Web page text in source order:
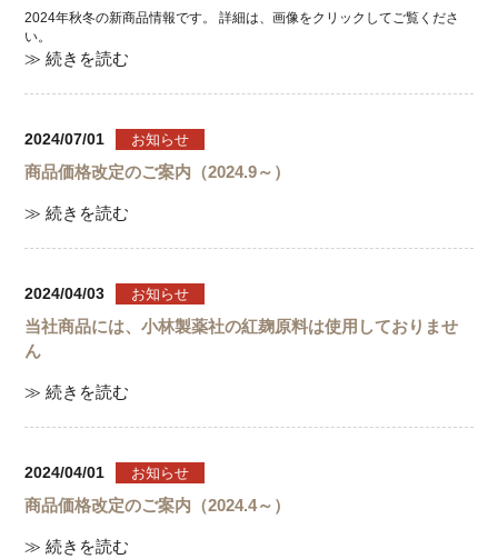
2024年秋冬の新商品情報です。 詳細は、画像をクリックしてご覧くださ
い。
≫ 続きを読む
2024/07/01 お知らせ
商品価格改定のご案内（2024.9～）
≫ 続きを読む
2024/04/03 お知らせ
当社商品には、小林製薬社の紅麹原料は使用しておりませ
ん
≫ 続きを読む
2024/04/01 お知らせ
商品価格改定のご案内（2024.4～）
≫ 続きを読む